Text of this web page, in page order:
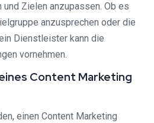
Zielen anzupassen. Ob es
anzusprechen oder die
Dienstleister kann die
vornehmen.
Content Marketing
einen Content Marketing